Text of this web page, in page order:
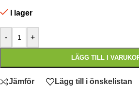
I lager
- +
LÄGG TILL I
Jämför Lägg till i önskelistan